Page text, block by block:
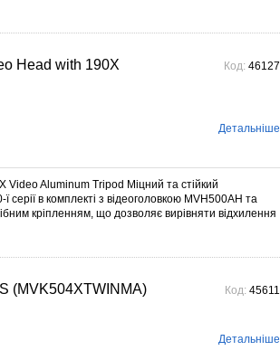
Head with 190X
Код: 46127
Детальніше
Aluminum Tripod Міцний та стійкий
в комплекті з відеоголовкою MVH500AH та
кріпленням, що дозволяє вирівняти відхилення
(MVK504XTWINMA) Код: 45611
Детальніше